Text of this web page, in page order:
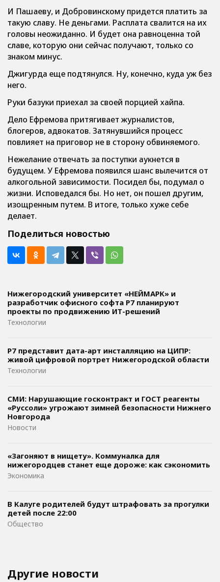
И Пашаеву, и Добровинскому придется платить за
такую славу. Не деньгами. Расплата свалится на их
головы неожиданно. И будет она равноценна той
славе, которую они сейчас получают, только со
знаком минус.
Джигурда еще подтянулся. Ну, конечно, куда уж без
него.
Руки базуки приехал за своей порцией хайпа.
Дело Ефремова притягивает журналистов,
блогеров, адвокатов. Затянувшийся процесс
повлияет на приговор не в сторону обвиняемого.
Нежелание отвечать за поступки аукнется в
будущем. У Ефремова появился шанс вылечится от
алкогольной зависимости. Посидел бы, подумал о
жизни. Исповедался бы. Но нет, он пошел другим,
изощренным путем. В итоге, только хуже себе
делает.
Поделиться новостью
Нижегородский университет «НЕЙМАРК» и
разработчик офисного софта P7 планируют
проекты по продвижению ИТ-решений
Технологии
Р7 представит дата-арт инсталляцию на ЦИПР:
живой цифровой портрет Нижегородской области
Технологии
СМИ: Нарушающие госконтракт и ГОСТ реагенты
«Руссоли» угрожают зимней безопасности Нижнего
Новгорода
Новости
«Загоняют в нищету». Коммуналка для
нижегородцев станет еще дороже: как сэкономить
Экономика
В Калуге родителей будут штрафовать за прогулки
детей после 22:00
Общество
Другие новости